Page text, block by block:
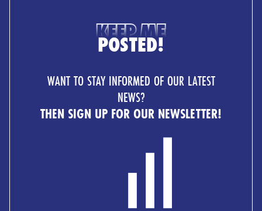
KEEP ME
POSTED!
WANT TO STAY INFORMED OF OUR LATEST
NEWS?
THEN SIGN UP FOR OUR NEWSLETTER!